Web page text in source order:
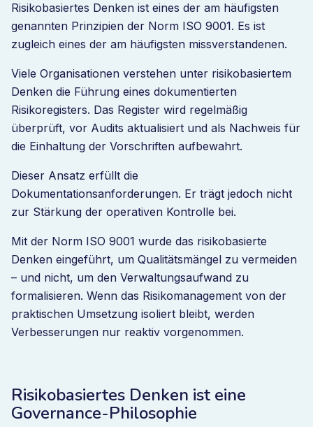
Risikobasiertes Denken ist eines der am häufigsten
genannten Prinzipien der Norm ISO 9001. Es ist
zugleich eines der am häufigsten missverstandenen.
Viele Organisationen verstehen unter risikobasiertem
Denken die Führung eines dokumentierten
Risikoregisters. Das Register wird regelmäßig
überprüft, vor Audits aktualisiert und als Nachweis für
die Einhaltung der Vorschriften aufbewahrt.
Dieser Ansatz erfüllt die
Dokumentationsanforderungen. Er trägt jedoch nicht
zur Stärkung der operativen Kontrolle bei.
Mit der Norm ISO 9001 wurde das risikobasierte
Denken eingeführt, um Qualitätsmängel zu vermeiden
– und nicht, um den Verwaltungsaufwand zu
formalisieren. Wenn das Risikomanagement von der
praktischen Umsetzung isoliert bleibt, werden
Verbesserungen nur reaktiv vorgenommen.
Risikobasiertes Denken ist eine
Governance-Philosophie